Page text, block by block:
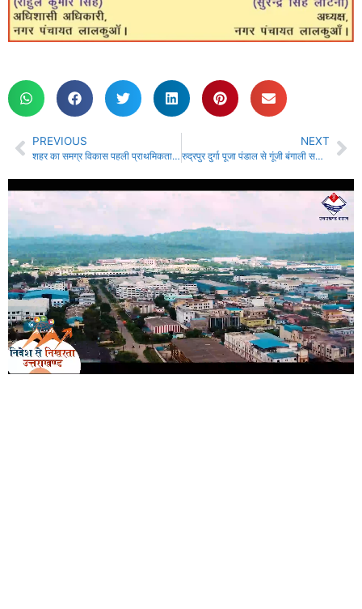
PREVIOUS
शहर का समग्र विकास पहली प्राथमिकता : महापौर विकास शर्मा….
NEXT
रुद्रपुर दुर्गा पूजा पंडाल से गूंजी बंगाली समाज की हक़ की आवाज़….